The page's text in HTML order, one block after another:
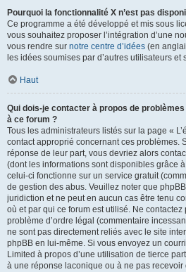
Pourquoi la fonctionnalité X n’est pas
Ce programme a été développé et mis sous
vous souhaitez proposer l’intégration d’une
vous rendre sur notre centre d’idées (en
les idées soumises par d’autres utilisateurs et
Haut
Qui dois-je contacter à propos de problèmes
à ce forum ?
Tous les administrateurs listés sur la page «
contact approprié concernant ces problèmes.
réponse de leur part, vous devriez alors
(dont les informations sont disponibles grâce à
celui-ci fonctionne sur un service gratuit
de gestion des abus. Veuillez noter que
juridiction et ne peut en aucun cas être tenu
où et par qui ce forum est utilisé. Ne
problème d’ordre légal (commentaire
ne sont pas directement reliés avec le site
phpBB en lui-même. Si vous envoyez un
Limited à propos d’une utilisation de tierce
à une réponse laconique ou à ne pas recevoir